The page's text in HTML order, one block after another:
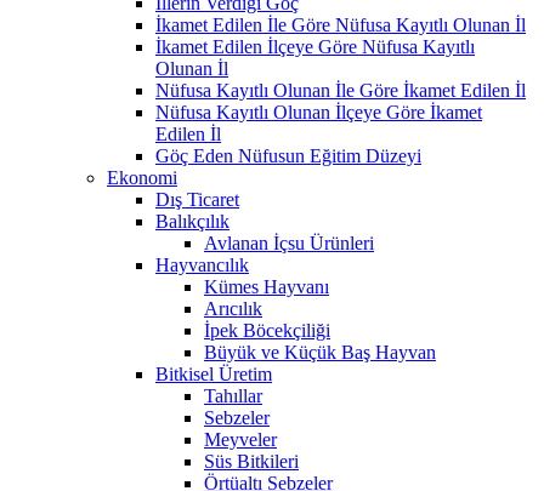
İkamet Edilen İle Göre Nüfusa Kayıtlı Olunan İl
İkamet Edilen İlçeye Göre Nüfusa Kayıtlı
Olunan İl
Nüfusa Kayıtlı Olunan İle Göre İkamet Edilen İl
Nüfusa Kayıtlı Olunan İlçeye Göre İkamet
Edilen İl
Göç Eden Nüfusun Eğitim Düzeyi
Ekonomi
Dış Ticaret
Balıkçılık
Avlanan İçsu Ürünleri
Hayvancılık
Kümes Hayvanı
Arıcılık
İpek Böcekçiliği
Büyük ve Küçük Baş Hayvan
Bitkisel Üretim
Tahıllar
Sebzeler
Meyveler
Süs Bitkileri
Örtüaltı Sebzeler